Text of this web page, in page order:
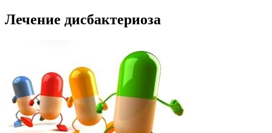
Лечение дисбактериоза